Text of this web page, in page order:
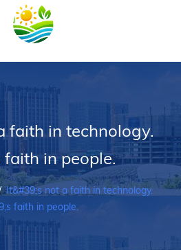
faith in technology.
faith in people.
It&#39;s not a faith in technology.
faith in people.